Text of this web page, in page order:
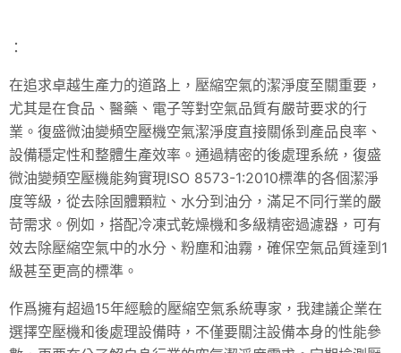
：
在追求卓越生產力的道路上，壓縮空氣的潔淨度至關重要，
尤其是在食品、醫藥、電子等對空氣品質有嚴苛要求的行
業。復盛微油變頻空壓機空氣潔淨度直接關係到產品良率、
設備穩定性和整體生產效率。通過精密的後處理系統，復盛
微油變頻空壓機能夠實現ISO 8573-1:2010標準的各個潔淨
度等級，從去除固體顆粒、水分到油分，滿足不同行業的嚴
苛需求。例如，搭配冷凍式乾燥機和多級精密過濾器，可有
效去除壓縮空氣中的水分、粉塵和油霧，確保空氣品質達到1
級甚至更高的標準。
作爲擁有超過15年經驗的壓縮空氣系統專家，我建議企業在
選擇空壓機和後處理設備時，不僅要關注設備本身的性能參